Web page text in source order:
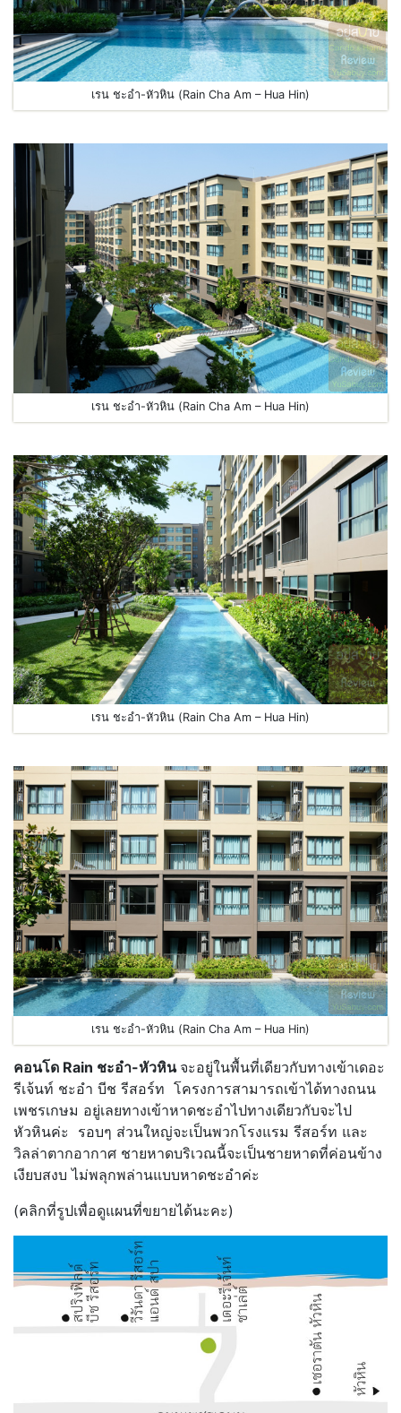
เรน ชะอำ-หัวหิน (Rain Cha Am – Hua Hin)
เรน ชะอำ-หัวหิน (Rain Cha Am – Hua Hin)
เรน ชะอำ-หัวหิน (Rain Cha Am – Hua Hin)
เรน ชะอำ-หัวหิน (Rain Cha Am – Hua Hin)
คอนโด Rain ชะอำ-หัวหิน จะอยู่ในพื้นที่เดียวกับทางเข้าเดอะ
รีเจ้นท์ ชะอำ บีช รีสอร์ท โครงการสามารถเข้าได้ทางถนน
เพชรเกษม อยู่เลยทางเข้าหาดชะอำไปทางเดียวกับจะไป
หัวหินค่ะ รอบๆ ส่วนใหญ่จะเป็นพวกโรงแรม รีสอร์ท และ
วิลล่าตากอากาศ ชายหาดบริเวณนี้จะเป็นชายหาดที่ค่อนข้าง
เงียบสงบ ไม่พลุกพล่านแบบหาดชะอำค่ะ
(คลิกที่รูปเพื่อดูแผนที่ขยายได้นะคะ)